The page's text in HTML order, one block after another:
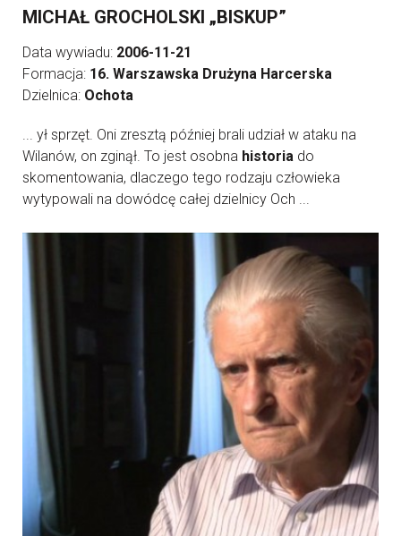
MICHAŁ GROCHOLSKI „BISKUP”
Data wywiadu: 2006-11-21
Formacja: 16. Warszawska Drużyna Harcerska
Dzielnica: Ochota
... ył sprzęt. Oni zresztą później brali udział w ataku na
Wilanów, on zginął. To jest osobna historia do
skomentowania, dlaczego tego rodzaju człowieka
wytypowali na dowódcę całej dzielnicy Och ...